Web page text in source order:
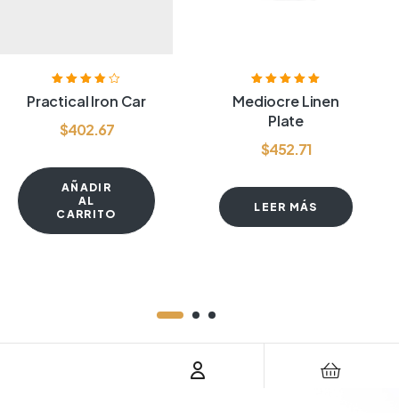
Valorado
con3.80 de
Practical Iron Car
$402.67
AÑADIR
AL
CARRITO
Valorado con
5.00de 5
Mediocre Linen
Plate
$452.71
LEER MÁS